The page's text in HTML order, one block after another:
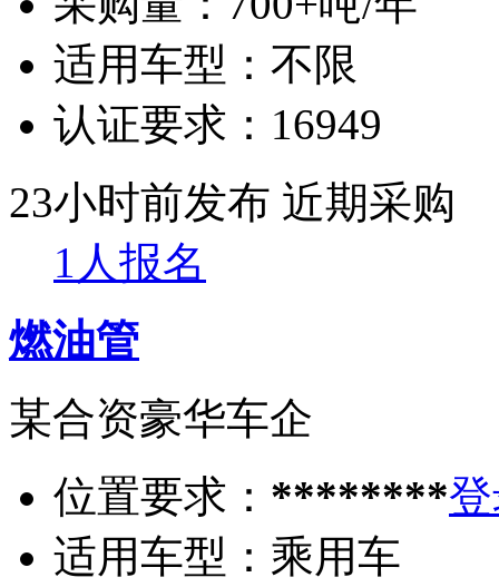
适用车型： 不限
认证要求： 16949
23小时前发布 近期采购
1人报名
燃油管
某合资豪华车企
位置要求： ********
适用车型： 乘用车